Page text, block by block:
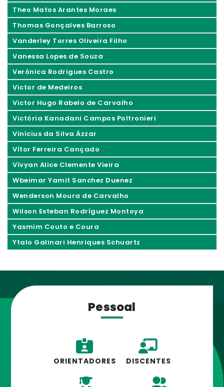
Theo Matos Arantes Moraes
Thomas Gonçalves Barroso
Vanderley Torres Oliveira Filho
Vanessa Lopes de Souza
Verônica Rodrigues Castro
Victor de Medeiros
Victor Hugo Rabelo de Carvalho
Victória Kanadani Campos Poltronieri
Vinícius da Silva Ázzar
Vítor Ferreira Cançado
Vívyan Alice Clemente Vieira
Wbeimar Yamit Sanchez Duenez
Wenderson Moura de Carvalho
Wilson Esteban Rodríguez Montoya
Yasmim Couto e Coura
Ytalo Galinari Henriques Schuartz
Pessoal
ORIENTADORES DISCENTES